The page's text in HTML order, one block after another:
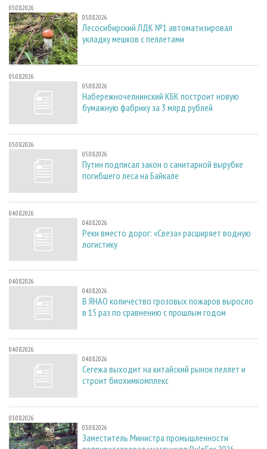
05.08.2026
05.08.2026
Лесосибирский ЛДК №1 автоматизировал
укладку мешков с пеллетами
05.08.2026
05.08.2026
Набережночелнинский КБК построит новую
бумажную фабрику за 3 млрд рублей
05.08.2026
05.08.2026
Путин подписал закон о санитарной вырубке
погибшего леса на Байкале
04.08.2026
04.08.2026
Реки вместо дорог: «Свеза» расширяет водную
логистику
04.08.2026
04.08.2026
В ЯНАО количество грозовых пожаров выросло
в 15 раз по сравнению с прошлым годом
04.08.2026
04.08.2026
Сегежа выходит на китайский рынок пеллет и
строит биохимкомплекс
03.08.2026
03.08.2026
Заместитель Министра промышленности